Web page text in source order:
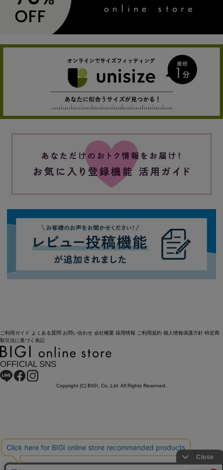
ご利用ガイド よくある質問 お問い合わせ 会社概要 採用情報 ご利用規約 個人情報保護方針 特定商
取引法に基づく表記
OFFICIAL SNS
Copyright (C) BIGI. Co.,Ltd. All Rights Reserved.